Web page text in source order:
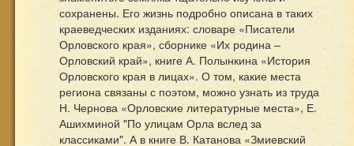
сохранены. Его жизнь подробно описана в таких
краеведческих изданиях: словаре «Писатели
Орловского края», сборнике «Их родина –
Орловский край», книге А. Полынкина «История
Орловского края в лицах». О том, какие места
региона связаны с поэтом, можно узнать из труда
Н. Чернова «Орловские литературные места», Е.
Ашихминой "По улицам Орла вслед за
классиками". А в книге В. Катанова «Змиевский